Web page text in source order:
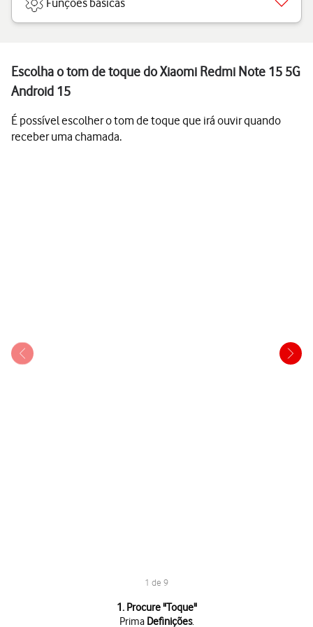
Funções básicas
Escolha o tom de toque do Xiaomi Redmi Note 15 5G
Android 15
É possível escolher o tom de toque que irá ouvir quando
receber uma chamada.
1 de 9
1. Procure "Toque"
Prima Definições.